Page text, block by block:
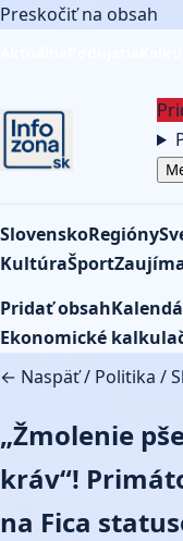
Preskočiť na obsah
SlovenskoRegióny
KultúraŠport
Pridať obsah
Ekonomické
← Naspäť/ Politika /
„Žmolenie
kráv“!
na Fica